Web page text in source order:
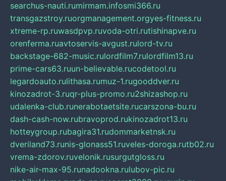
searchus-nauti.rumirmam.infosmi366.ru
transgazstroy.ruorgmanagement.orgyes-fitness.ru
xtreme-rp.ruwasdpvp.ruvoda-otri.rutishinapve.ru
orenferma.ruavtoservis-avgust.rulord-tv.ru
backstage-682-music.rulordfilm7.rulordfilm13.ru
prime-cars63.ruun-believable.rucodetool.ru
legardoauto.rulithasa.rumuz-1.rugooddver.ru
kinozadrot-3.ruqr-plus-promo.ru2shizashop.ru
udalenka-club.runerabotaetsite.rucarszona-bu.ru
dash-cash-now.rubravoprod.rukinozadrot13.ru
hotteygroup.rubagira31.rudommarketnsk.ru
dveriland73.runis-glonass51.ruveles-doroga.rutb02.ru
vrema-zdorov.ruvelonik.rusurgutgloss.ru
nike-air-max-95.runadookna.rulubov-pic.ru